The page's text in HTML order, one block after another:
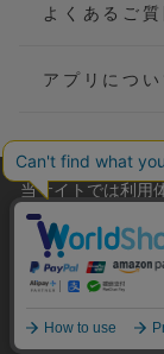
よくあるご質
アプリについ
会社概要
ご利用規約
当サイトでは利用
ラフィックの分析
サイトの閲覧を
のといたします。
詳細については